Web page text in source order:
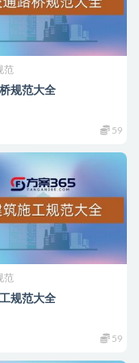
范
规范大全
59
范
规范大全
59